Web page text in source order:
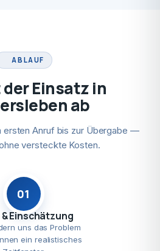
ABLAUF
Einsatz in
ab
ersten Anruf bis zur Übergabe —
versteckte Kosten.
01
Einschätzung
uns das Problem
ein realistisches